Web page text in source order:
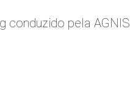
conduzido pela AGNIS